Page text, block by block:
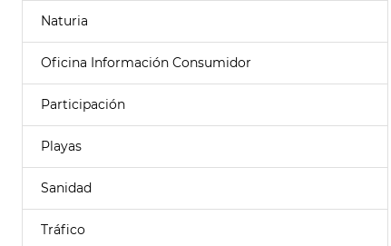
Naturia
Oficina Información Consumidor
Participación
Playas
Sanidad
Tráfico